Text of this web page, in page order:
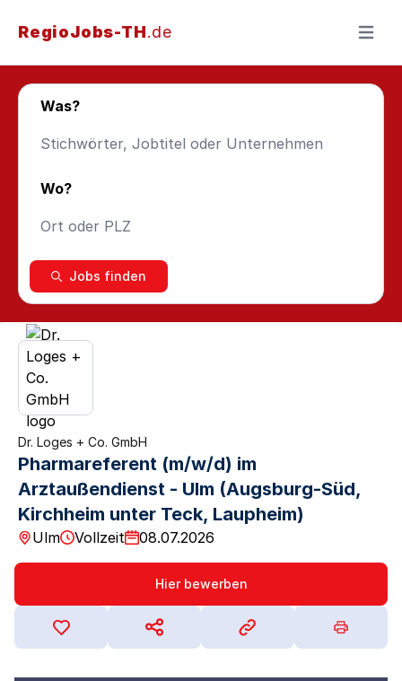
RegioJobs-TH.de Menü
Was?
Wo?
Jobs finden
Dr. Loges + Co. GmbH
Pharmareferent (m/w/d) im
Arztaußendienst - Ulm (Augsburg-Süd,
Kirchheim unter Teck, Laupheim)
Ulm Vollzeit 08.07.2026
Hier bewerben